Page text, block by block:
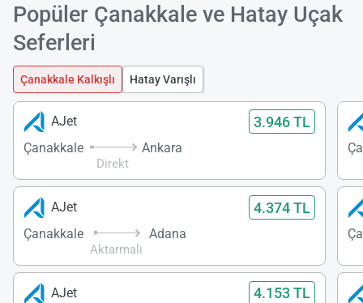
Popüler Çanakkale ve Hatay Uçak
Seferleri
Çanakkale Kalkışlı Hatay Varışlı
AJet 3.946 TL
Çanakkale
Direkt
Ankara
AJet 4.374 TL
Çanakkale
Aktarmalı
Adana
AJet 4.153 TL